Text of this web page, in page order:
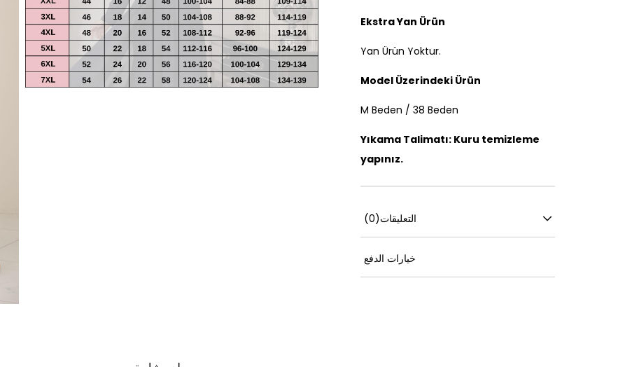
Ekstra Yan Ürün
Yan Ürün Yoktur.
Model Üzerindeki Ürün
M Beden / 38 Beden
Yıkama Talimatı: Kuru temizleme
yapınız.
التعليقات(0)
خيارات الدفع